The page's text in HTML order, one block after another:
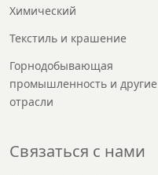
Химический
Текстиль и крашение
Горнодобывающая
промышленность и другие
отрасли
Связаться с нами